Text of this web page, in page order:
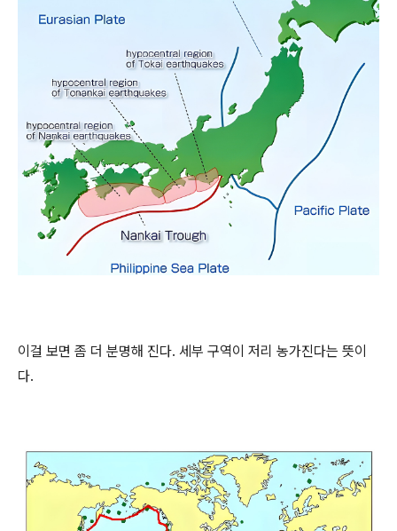
이걸 보면 좀 더 분명해 진다. 세부 구역이 저리 농가진다는 뜻이
다.